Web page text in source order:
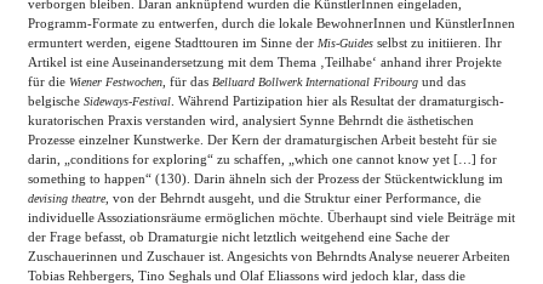
verborgen bleiben. Daran anknüpfend wurden die KünstlerInnen eingeladen,
Programm-Formate zu entwerfen, durch die lokale BewohnerInnen und KünstlerInnen
ermuntert werden, eigene Stadttouren im Sinne der Mis-Guides selbst zu initiieren. Ihr
Artikel ist eine Auseinandersetzung mit dem Thema ‚Teilhabe‘ anhand ihrer Projekte
für die Wiener Festwochen , für das Belluard Bollwerk International Fribourg und das
belgische Sideways-Festival . Während Partizipation hier als Resultat der dramaturgisch-
kuratorischen Praxis verstanden wird, analysiert Synne Behrndt die ästhetischen
Prozesse einzelner Kunstwerke. Der Kern der dramaturgischen Arbeit besteht für sie
darin, „conditions for exploring“ zu schaffen, „which one cannot know yet […] for
something to happen“ (130). Darin ähneln sich der Prozess der Stückentwicklung im
devising theatre , von der Behrndt ausgeht, und die Struktur einer Performance, die
individuelle Assoziationsräume ermöglichen möchte. Überhaupt sind viele Beiträge mit
der Frage befasst, ob Dramaturgie nicht letztlich weitgehend eine Sache der
Zuschauerinnen und Zuschauer ist. Angesichts von Behrndts Analyse neuerer Arbeiten
Tobias Rehbergers, Tino Seghals und Olaf Eliassons wird jedoch klar, dass die